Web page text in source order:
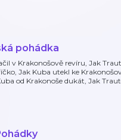
pohádka
v Krakonošově revíru, Jak
Jak Kuba utekl ke
od Krakonoše dukát, Jak